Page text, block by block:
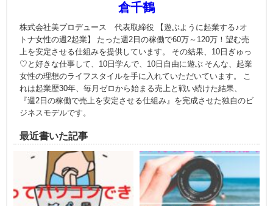
倉千鶴
株式会社美プロデュース 代表取締役 【遊ぶように起業する♪オ
トナ女性の週2起業】 たった週2日の稼働で60万～120万！望む売
上を安定させる仕組みを提供しています。 その結果、10日ぎゅっ
♡と好きな仕事して、10日学んで、10日自由に遊ぶ そんな、起業
女性の理想のライフスタイルを手に入れていただいています。 こ
れは起業歴30年、毎月ゼロから始まる売上と戦い続けた結果、
『週2日の稼働で売上を安定させる仕組み』を完成させた独自のビ
ジネスモデルです。
最近書いた記事